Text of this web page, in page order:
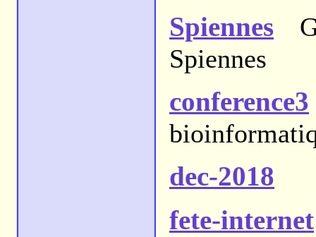
Spiennes
Spiennes
conference3
dec-2018
fete-internet